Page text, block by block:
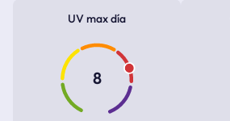
UV max día
8